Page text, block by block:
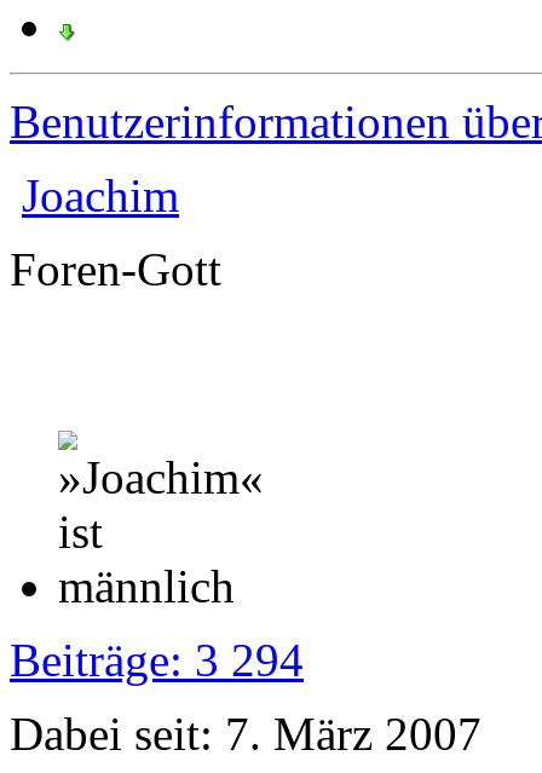
Benutzerinformationen
Joachim
Foren-Gott
Beiträge: 3 294
Dabei seit: 7. März 2007